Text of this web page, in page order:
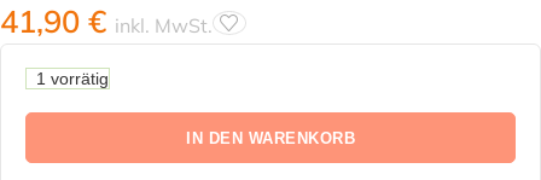
41,90 € inkl. MwSt.
1 vorrätig
IN DEN WARENKORB